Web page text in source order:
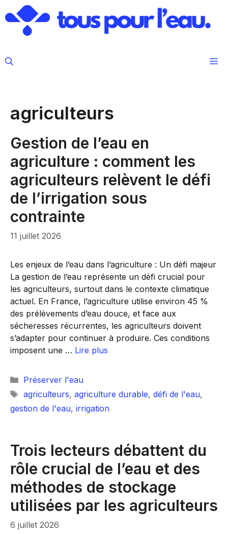
au
contenu
agriculteurs
Gestion de l’eau en
agriculture : comment les
agriculteurs relèvent le défi
de l’irrigation sous
contrainte
11 juillet 2026
Les enjeux de l’eau dans l’agriculture : Un défi majeur
La gestion de l’eau représente un défi crucial pour
les agriculteurs, surtout dans le contexte climatique
actuel. En France, l’agriculture utilise environ 45 %
des prélèvements d’eau douce, et face aux
sécheresses récurrentes, les agriculteurs doivent
s’adapter pour continuer à produire. Ces conditions
imposent une … Lire plus
Catégories
Préserver l'eau
Étiquettes
agriculteurs, agriculture durable, défi de l'eau,
gestion de l'eau, irrigation
Trois lecteurs débattent du
rôle crucial de l’eau et des
méthodes de stockage
utilisées par les agriculteurs
6 juillet 2026